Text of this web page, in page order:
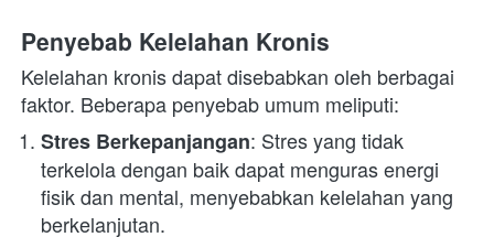
Penyebab Kelelahan Kronis
Kelelahan kronis dapat disebabkan oleh berbagai
faktor. Beberapa penyebab umum meliputi:
Stres Berkepanjangan: Stres yang tidak
terkelola dengan baik dapat menguras energi
fisik dan mental, menyebabkan kelelahan yang
berkelanjutan.